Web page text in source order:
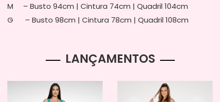
M – Busto 94cm | Cintura 74cm | Quadril 104cm
G – Busto 98cm | Cintura 78cm | Quadril 108cm
LANÇAMENTOS